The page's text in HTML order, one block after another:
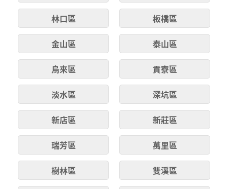
林口區 板橋區
金山區 泰山區
烏來區 貢寮區
淡水區 深坑區
新店區 新莊區
瑞芳區 萬里區
樹林區 雙溪區